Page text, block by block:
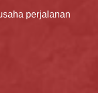
perjalanan